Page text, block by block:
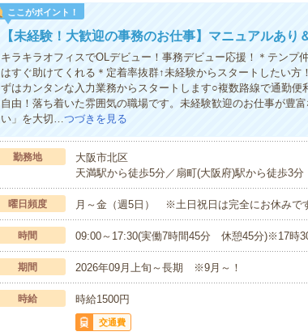
ここがポイント！
【未経験！大歓迎の事務のお仕事】マニュアルあり
キラキラオフィスでOLデビュー！事務デビュー応援！＊テンプ
はすぐ助けてくれる＊定着率抜群↑未経験からスタートしたい方
ずはカンタンな入力業務からスタートします○複数路線で通勤便
自由！落ち着いた雰囲気の職場です。未経験歓迎のお仕事が豊
い」を大切…つづきを見る
勤務地
大阪市北区
天満駅から徒歩5分／扇町(大阪府)駅から徒歩3分
曜日頻度 月～金（週5日） ※土日祝日は完全にお休みで
時間 09:00～17:30(実働7時間45分 休憩45分)※17時
期間 2026年09月上旬～長期 ※9月～！
時給 時給1500円
交通費